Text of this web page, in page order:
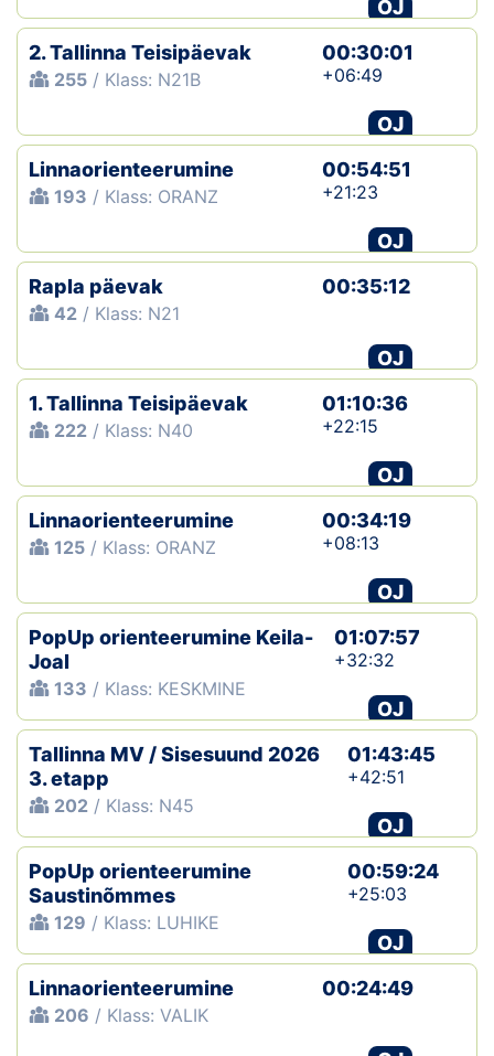
OJ
2. Tallinna Teisipäevak
255 / Klass: N21B
00:30:01
+06:49
OJ
Linnaorienteerumine
193 / Klass: ORANZ
00:54:51
+21:23
OJ
Rapla päevak
42 / Klass: N21
00:35:12
OJ
1. Tallinna Teisipäevak
222 / Klass: N40
01:10:36
+22:15
OJ
Linnaorienteerumine
125 / Klass: ORANZ
00:34:19
+08:13
OJ
PopUp orienteerumine Keila-
Joal
133 / Klass: KESKMINE
01:07:57
+32:32
OJ
Tallinna MV / Sisesuund 2026
3. etapp
202 / Klass: N45
01:43:45
+42:51
OJ
PopUp orienteerumine
Saustinõmmes
129 / Klass: LUHIKE
00:59:24
+25:03
OJ
Linnaorienteerumine
206 / Klass: VALIK
00:24:49